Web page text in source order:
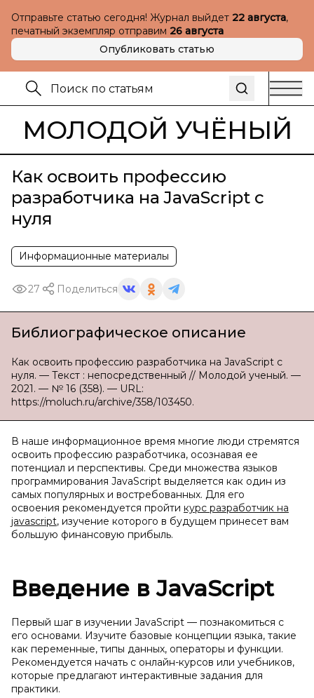
Отправьте статью сегодня! Журнал выйдет 22 августа,
печатный экземпляр отправим 26 августа
Опубликовать статью
МОЛОДОЙ УЧЁНЫЙ
Как освоить профессию
разработчика на JavaScript с
нуля
Информационные материалы
27 Поделиться
Библиографическое описание
Как освоить профессию разработчика на JavaScript с
нуля. — Текст : непосредственный // Молодой ученый. —
2021. — № 16 (358). — URL:
https://moluch.ru/archive/358/103450.
В наше информационное время многие люди стремятся
освоить профессию разработчика, осознавая ее
потенциал и перспективы. Среди множества языков
программирования JavaScript выделяется как один из
самых популярных и востребованных. Для его
освоения рекомендуется пройти курс разработчик на
javascript, изучение которого в будущем принесет вам
большую финансовую прибыль.
Введение в JavaScript
Первый шаг в изучении JavaScript — познакомиться с
его основами. Изучите базовые концепции языка, такие
как переменные, типы данных, операторы и функции.
Рекомендуется начать с онлайн-курсов или учебников,
которые предлагают интерактивные задания для
практики.